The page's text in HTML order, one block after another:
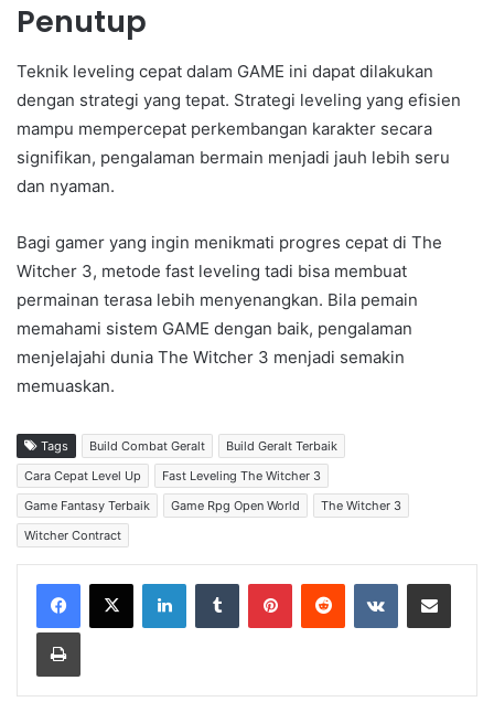
Penutup
Teknik leveling cepat dalam GAME ini dapat dilakukan
dengan strategi yang tepat. Strategi leveling yang efisien
mampu mempercepat perkembangan karakter secara
signifikan, pengalaman bermain menjadi jauh lebih seru
dan nyaman.
Bagi gamer yang ingin menikmati progres cepat di The
Witcher 3, metode fast leveling tadi bisa membuat
permainan terasa lebih menyenangkan. Bila pemain
memahami sistem GAME dengan baik, pengalaman
menjelajahi dunia The Witcher 3 menjadi semakin
memuaskan.
Tags Build Combat Geralt
Build Geralt Terbaik
Cara Cepat Level Up
Fast Leveling The Witcher 3
Game Fantasy Terbaik
Game Rpg Open World
The Witcher 3
Witcher Contract